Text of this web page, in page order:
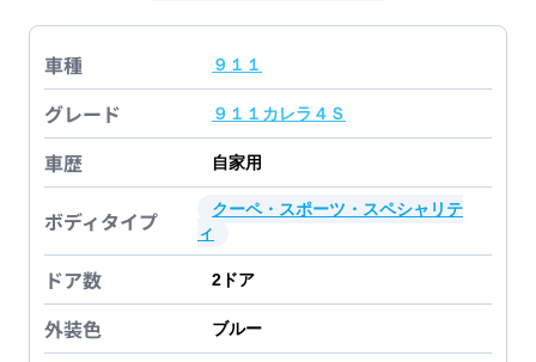
車種 ９１１
グレード ９１１カレラ４Ｓ
車歴 自家用
ボディタイプ
クーペ・スポーツ・スペシャリテ
ィ
ドア数 2 ドア
外装色 ブルー